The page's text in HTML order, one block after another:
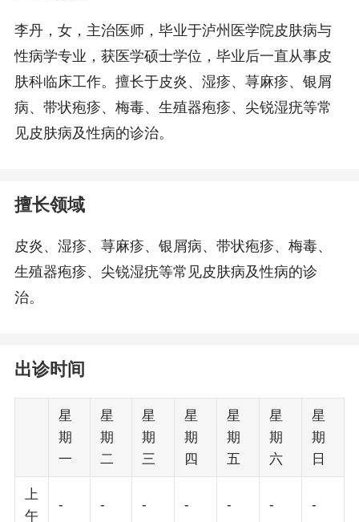
李丹，女，主治医师，毕业于泸州医学院皮肤病与
性病学专业，获医学硕士学位，毕业后一直从事皮
肤科临床工作。擅长于皮炎、湿疹、荨麻疹、银屑
病、带状疱疹、梅毒、生殖器疱疹、尖锐湿疣等常
见皮肤病及性病的诊治。
擅长领域
皮炎、湿疹、荨麻疹、银屑病、带状疱疹、梅毒、
生殖器疱疹、尖锐湿疣等常见皮肤病及性病的诊
治。
出诊时间
星
期
一
星
期
二
星
期
三
星
期
四
星
期
五
星
期
六
星
期
日
上
午
- - - - - - -